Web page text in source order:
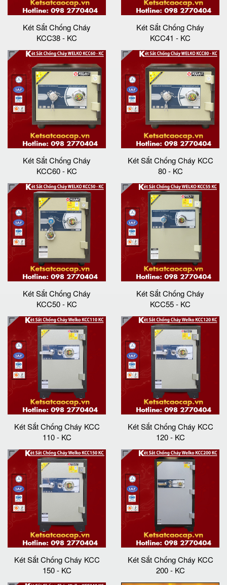
Két Sắt Chống Cháy
KCC38 - KC
Két Sắt Chống Cháy
KCC41 - KC
Két Sắt Chống Cháy
KCC60 - KC
Két Sắt Chống Cháy KCC
80 - KC
Két Sắt Chống Cháy
KCC50 - KC
Két Sắt Chống Cháy
KCC55 - KC
Két Sắt Chống Cháy KCC
110 - KC
Két Sắt Chống Cháy KCC
120 - KC
Két Sắt Chống Cháy KCC
150 - KC
Két Sắt Chống Cháy KCC
200 - KC